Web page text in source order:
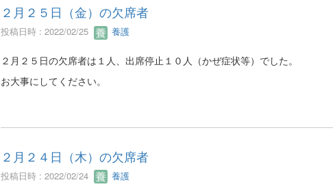
２月２５日（金）の欠席者
投稿日時 : 2022/02/25 養護
２月２５日の欠席者は１人、出席停止１０人（かぜ症状等）でした。
お大事にしてください。
２月２４日（木）の欠席者
投稿日時 : 2022/02/24 養護